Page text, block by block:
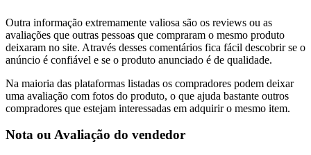
Outra informação extremamente valiosa são os reviews ou as
avaliações que outras pessoas que compraram o mesmo produto
deixaram no site. Através desses comentários fica fácil descobrir se o
anúncio é confiável e se o produto anunciado é de qualidade.
Na maioria das plataformas listadas os compradores podem deixar
uma avaliação com fotos do produto, o que ajuda bastante outros
compradores que estejam interessadas em adquirir o mesmo item.
Nota ou Avaliação do vendedor